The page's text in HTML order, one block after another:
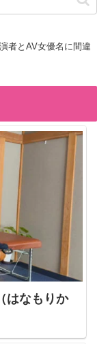
者とAV女優名に間違
はなもりか